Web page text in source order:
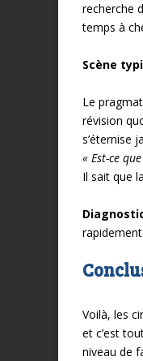
recherche
temps à
Scène
Le
révision
s’éternise
« Est-ce
Il sait que
Voilà, les
et c’est
niveau de